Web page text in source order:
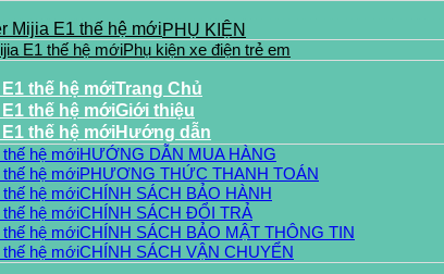
PHỤ KIỆN
Phụ kiện xe điện trẻ em
Trang Chủ
Giới thiệu
Hướng dẫn
HƯỚNG DẪN MUA HÀNG
PHƯƠNG THỨC THANH TOÁN
CHÍNH SÁCH BẢO HÀNH
CHÍNH SÁCH ĐỔI TRẢ
CHÍNH SÁCH BẢO MẬT THÔNG TIN
CHÍNH SÁCH VẬN CHUYỂN